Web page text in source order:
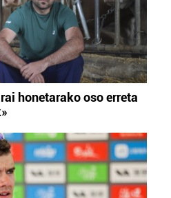
honetarako oso erreta